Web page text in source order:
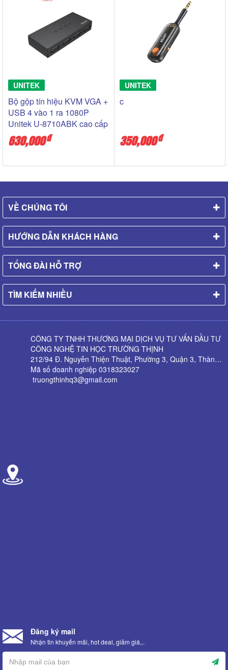
UNITEK
Bộ gộp tín hiệu KVM VGA +
USB 4 vào 1 ra 1080P
Unitek U-8710ABK cao cấp
630,000đ
UNITEK
c
350,000đ
VỀ CHÚNG TÔI
HƯỚNG DẪN KHÁCH HÀNG
TỔNG ĐÀI HỖ TRỢ
TÌM KIẾM NHIỀU
CÔNG TY TNHH THƯƠNG MẠI DỊCH VỤ TƯ VẤN ĐẦU TƯ
CÔNG NGHỆ TIN HỌC TRƯỜNG THỊNH
212/94 Đ. Nguyễn Thiện Thuật, Phường 3, Quận 3, Thành phố Hồ Chí Minh
Mã số doanh nghiệp 0318323027
truongthinhq3@gmail.com
Đăng ký mail
Nhận tin khuyến mãi, hot deal, giảm giá,..